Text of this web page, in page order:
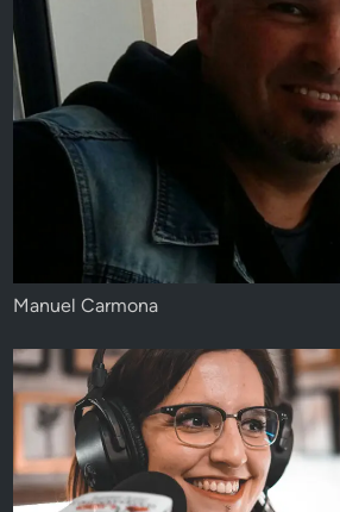
Manuel Carmona